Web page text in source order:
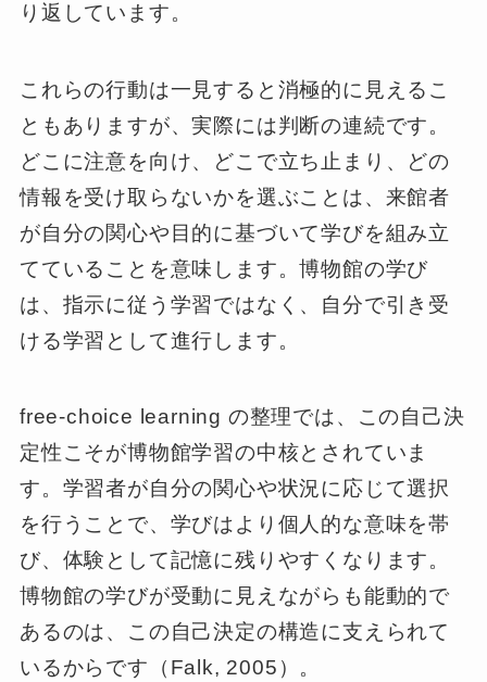
り返しています。
これらの行動は一見すると消極的に見えるこ
ともありますが、実際には判断の連続です。
どこに注意を向け、どこで立ち止まり、どの
情報を受け取らないかを選ぶことは、来館者
が自分の関心や目的に基づいて学びを組み立
てていることを意味します。博物館の学び
は、指示に従う学習ではなく、自分で引き受
ける学習として進行します。
free-choice learning の整理では、この自己決
定性こそが博物館学習の中核とされていま
す。学習者が自分の関心や状況に応じて選択
を行うことで、学びはより個人的な意味を帯
び、体験として記憶に残りやすくなります。
博物館の学びが受動に見えながらも能動的で
あるのは、この自己決定の構造に支えられて
いるからです（Falk, 2005）。